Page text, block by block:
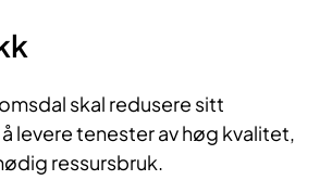
skal redusere sitt
levere tenester av høg kvalitet,
ressursbruk.